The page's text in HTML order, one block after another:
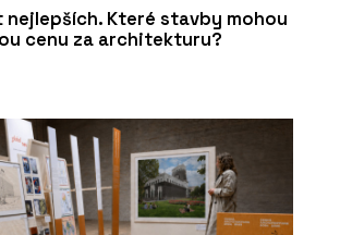
nejlepších. Které stavby mohou
cenu za architekturu?